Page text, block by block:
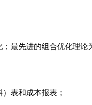
最先进的组合优化理
表和成本报表；